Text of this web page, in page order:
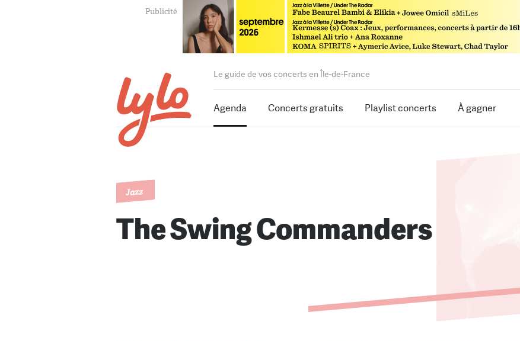
Le guide de vos concerts en Île-de-France
Agenda Concerts gratuits Playlist concerts À gagner
Jazz
The Swing Commanders